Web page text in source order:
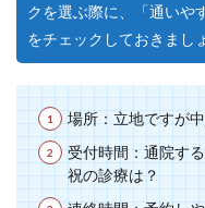
クを選ぶ際に、「通いや
をチェックしておきまし
場所：立地ですが
受付時間：通院す
祝の診療は？